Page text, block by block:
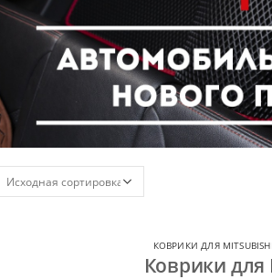
КОВРИКИ ДЛЯ
Коврики для